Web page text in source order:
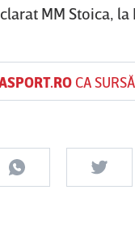
MM Stoica, la
CA